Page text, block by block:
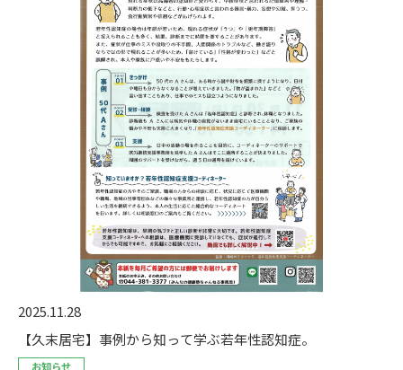
2025.11.28
【久末居宅】事例から知って学ぶ若年性認知症。
お知らせ